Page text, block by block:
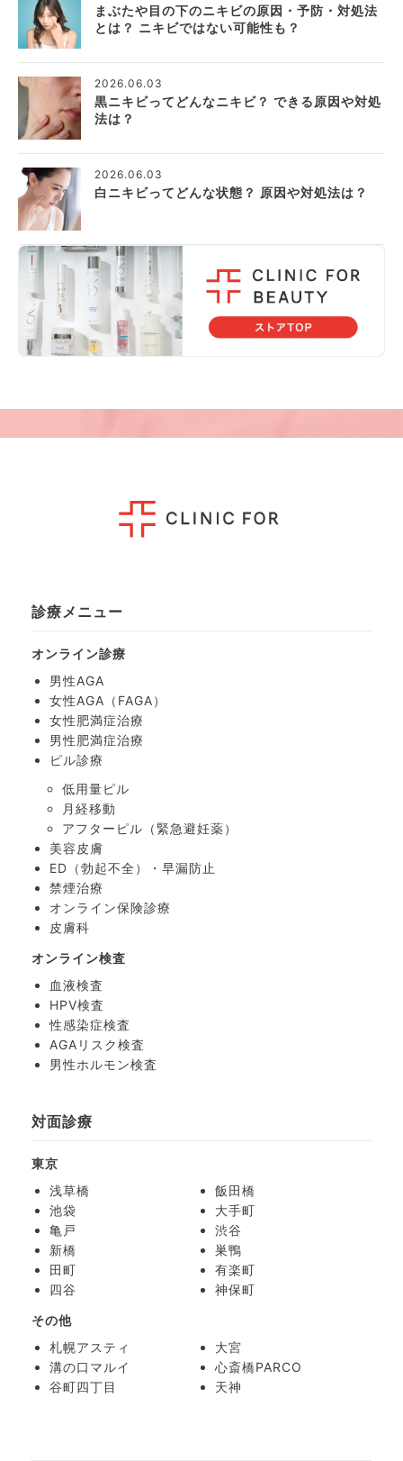
まぶたや目の下のニキビの原因・予防・対処法
とは？ ニキビではない可能性も？
2026.06.03
黒ニキビってどんなニキビ？ できる原因や対処
法は？
2026.06.03
白ニキビってどんな状態？ 原因や対処法は？
診療メニュー
オンライン診療
男性AGA
女性AGA（FAGA）
女性肥満症治療
男性肥満症治療
ピル診療
低用量ピル
月経移動
アフターピル （緊急避妊薬）
美容皮膚
ED（勃起不全）・ 早漏防止
禁煙治療
オンライン保険診療
皮膚科
オンライン検査
血液検査
HPV検査
性感染症検査
AGAリスク検査
男性ホルモン検査
対面診療
東京
浅草橋
飯田橋
池袋
大手町
亀戸
渋谷
新橋
巣鴨
田町
有楽町
四谷
神保町
その他
札幌アスティ
大宮
溝の口マルイ
心斎橋PARCO
谷町四丁目
天神